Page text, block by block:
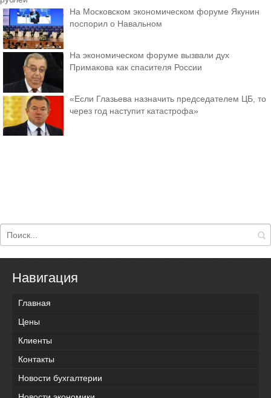
На Московском экономическом форуме Якунин
поспорил о Навальном
На экономическом форуме вызвали дух
Примакова как спасителя России
«Если Глазьева назначить председателем ЦБ, то
через год наступит катастрофа»
Навигация
Главная
Цены
Клиенты
Контакты
Новости бухгалтерии